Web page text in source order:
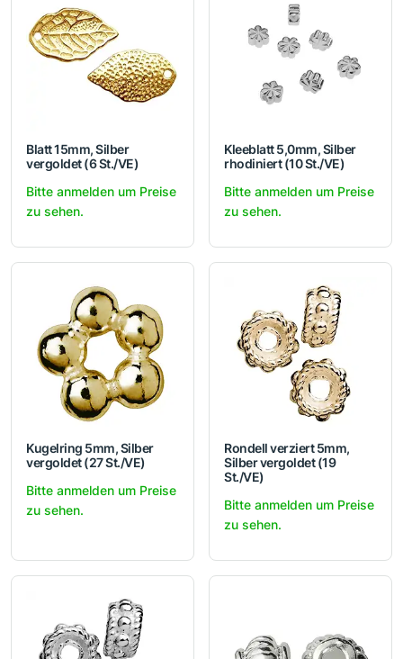
Blatt 15mm, Silber
vergoldet (6 St./VE)
Bitte anmelden um Preise
zu sehen.
Kleeblatt 5,0mm, Silber
rhodiniert (10 St./VE)
Bitte anmelden um Preise
zu sehen.
Kugelring 5mm, Silber
vergoldet (27 St./VE)
Bitte anmelden um Preise
zu sehen.
Rondell verziert 5mm,
Silber vergoldet (19
St./VE)
Bitte anmelden um Preise
zu sehen.